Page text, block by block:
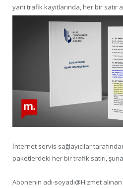
yani trafik kayıtlarında, her bir satır
İnternet servis sağlayıcılar
paketlerdeki her bir trafik satırı,
Abonenin adı-soyadı@Hizmet